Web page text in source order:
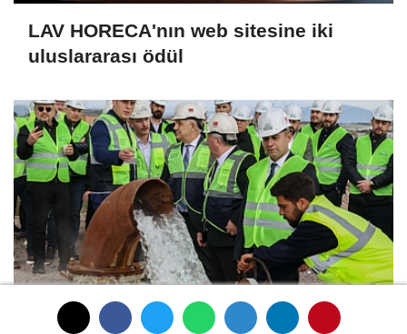
LAV HORECA'nın web sitesine iki
uluslararası ödül